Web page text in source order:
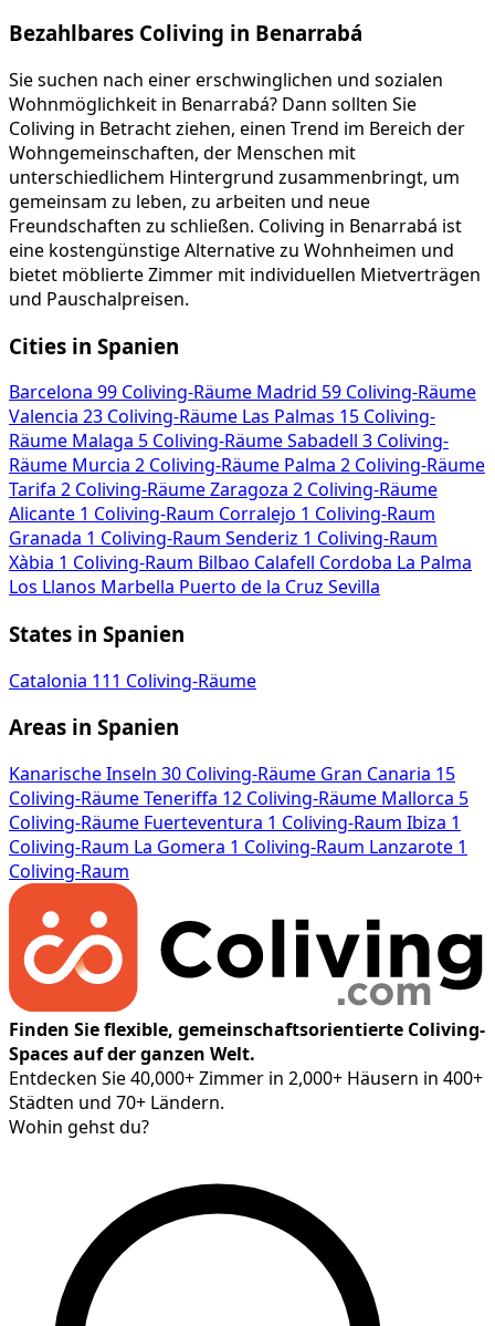
Bezahlbares Coliving in Benarrabá
Sie suchen nach einer erschwinglichen und sozialen
Wohnmöglichkeit in Benarrabá? Dann sollten Sie
Coliving in Betracht ziehen, einen Trend im Bereich der
Wohngemeinschaften, der Menschen mit
unterschiedlichem Hintergrund zusammenbringt, um
gemeinsam zu leben, zu arbeiten und neue
Freundschaften zu schließen. Coliving in Benarrabá ist
eine kostengünstige Alternative zu Wohnheimen und
bietet möblierte Zimmer mit individuellen Mietverträgen
und Pauschalpreisen.
Cities in Spanien
Barcelona 99 Coliving-Räume Madrid 59 Coliving-Räume
Valencia 23 Coliving-Räume Las Palmas 15 Coliving-
Räume Malaga 5 Coliving-RäumeSabadell 3 Coliving-
Räume Murcia 2 Coliving-Räume Palma 2 Coliving-Räume
Tarifa 2 Coliving-RäumeZaragoza 2 Coliving-Räume
Alicante 1 Coliving-Raum Corralejo 1 Coliving-Raum
Granada 1 Coliving-Raum Senderiz 1 Coliving-Raum
Xàbia 1 Coliving-Raum Bilbao Calafell Cordoba La Palma
Los Llanos Marbella Puerto de la Cruz Sevilla
States in Spanien
Catalonia 111 Coliving-Räume
Areas in Spanien
Kanarische Inseln 30 Coliving-Räume Gran Canaria 15
Coliving-RäumeTeneriffa 12 Coliving-Räume Mallorca 5
Coliving-Räume Fuerteventura 1 Coliving-Raum Ibiza 1
Coliving-Raum La Gomera 1 Coliving-Raum Lanzarote 1
Coliving-Raum
Finden Sie flexible, gemeinschaftsorientierte Coliving-
Spaces auf der ganzen Welt.
Entdecken Sie 40,000+ Zimmer in 2,000+ Häusern in 400+
Städten und 70+ Ländern.
Wohin gehst du?